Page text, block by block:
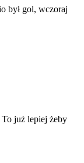
był gol, wczoraj
To już lepiej żeby